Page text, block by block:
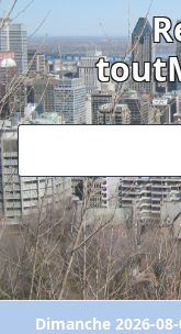
Dimanche 2026-